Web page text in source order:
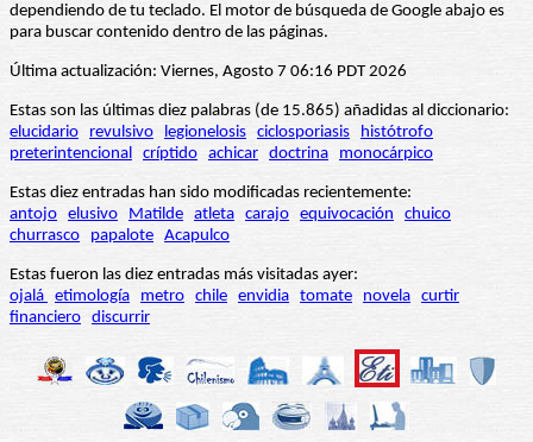
dependiendo de tu teclado. El motor de búsqueda de Google abajo es
para buscar contenido dentro de las páginas.
Última actualización: Viernes, Agosto 7 06:16 PDT 2026
Estas son las últimas diez palabras (de 15.865) añadidas al diccionario:
elucidario
revulsivo legionelosis ciclosporiasis
histótrofo
preterintencional
críptido achicar doctrina monocárpico
Estas diez entradas han sido modificadas recientemente:
antojo elusivo Matilde atleta carajo equivocación
chuico
churrasco
papalote Acapulco
Estas fueron las diez entradas más visitadas ayer:
ojalá etimología metro chile envidia tomate novela curtir
financiero discurrir